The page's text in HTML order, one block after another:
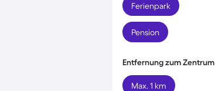
Ferienpark
Pension
Entfernung zum Zentrum
Max. 1 km